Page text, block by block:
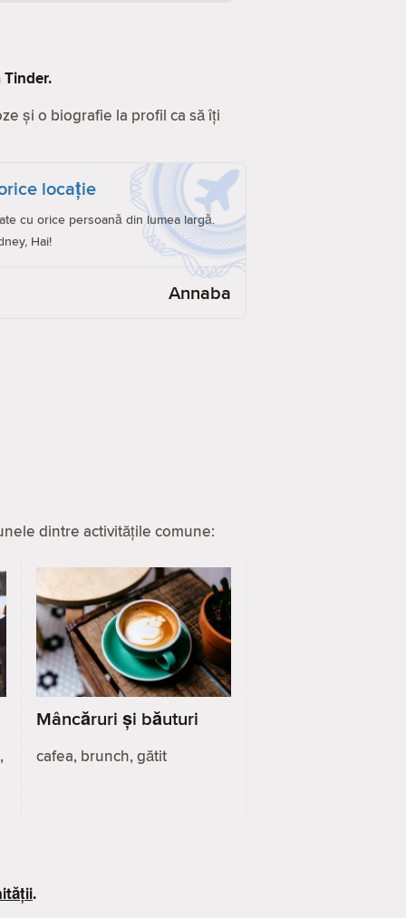
și o biografie la profil ca să îți
locație
cu orice persoană din lumea largă.
Hai!
Annaba
dintre activitățile comune:
Mâncăruri și băuturi
cafea, brunch, gătit
.